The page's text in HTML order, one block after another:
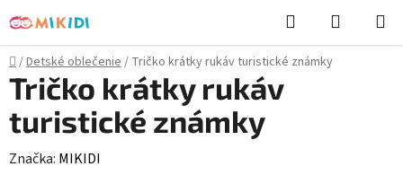
na
obsah
Hľadať
KOŠÍK
Domov
/Detské oblečenie/ Tričko krátky rukáv turistické známky
Tričko krátky rukáv
turistické známky
Značka: MIKIDI